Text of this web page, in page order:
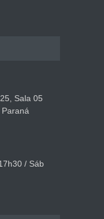
Sala 05
/ Sáb